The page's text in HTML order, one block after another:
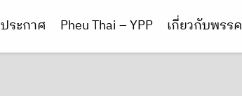
ประกาศ Pheu Thai – YPP เกี่ยวกับพรรค